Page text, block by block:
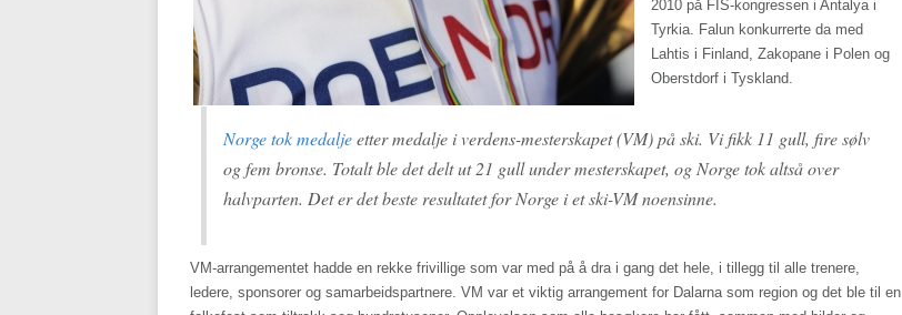
2010 på FIS-kongressen i Antalya i
Tyrkia. Falun konkurrerte da med
Lahtis i Finland, Zakopane i Polen og
Oberstdorf i Tyskland.
Norge tok medaljeetter medalje i verdens-mesterskapet (VM) på ski. Vi fikk 11 gull, fire sølv
og fem bronse. Totalt ble det delt ut 21 gull under mesterskapet, og Norge tok altså over
halvparten. Det er det beste resultatet for Norge i et ski-VM noensinne.
VM-arrangementet hadde en rekke frivillige som var med på å dra i gang det hele, i tillegg til alle trenere,
ledere, sponsorer og samarbeidspartnere. VM var et viktig arrangement for Dalarna som region og det ble til en